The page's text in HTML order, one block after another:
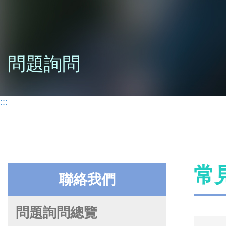
問題詢問
:::
聯絡我們
問題詢問總覽
常